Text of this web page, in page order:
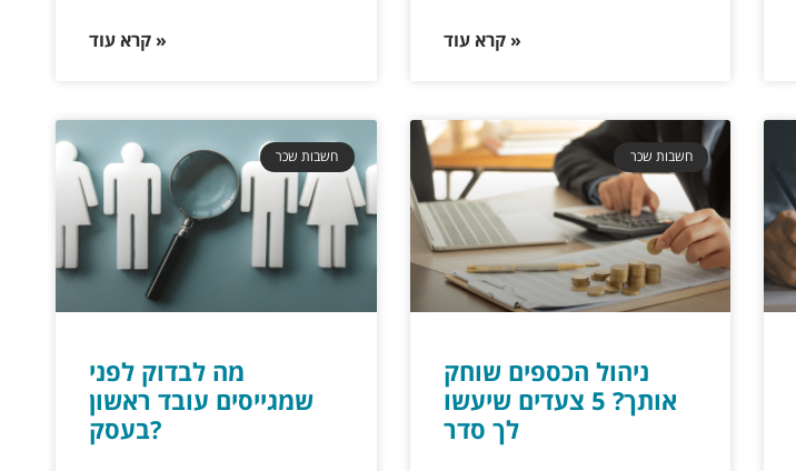
קרא עוד » קרא עוד »
חשבות שכר
מה לבדוק לפני
שמגייסים עובד ראשון
בעסק?
חשבות שכר
ניהול הכספים שוחק
אותך? 5 צעדים שיעשו
לך סדר